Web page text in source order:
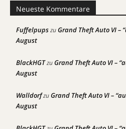
Neueste Kommentare
FuffelpupszuGrand Theft Auto VI –
August
BlackHGTzuGrand Theft Auto VI –
August
WalldorfzuGrand Theft Auto VI –
August